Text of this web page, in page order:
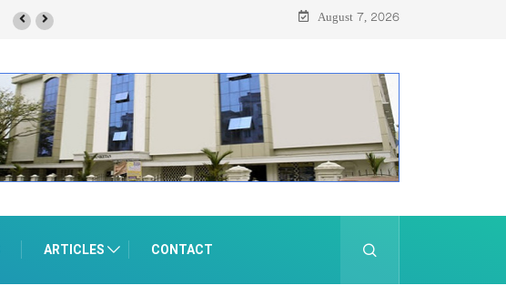
August 7, 2026
ARTICLES CONTACT